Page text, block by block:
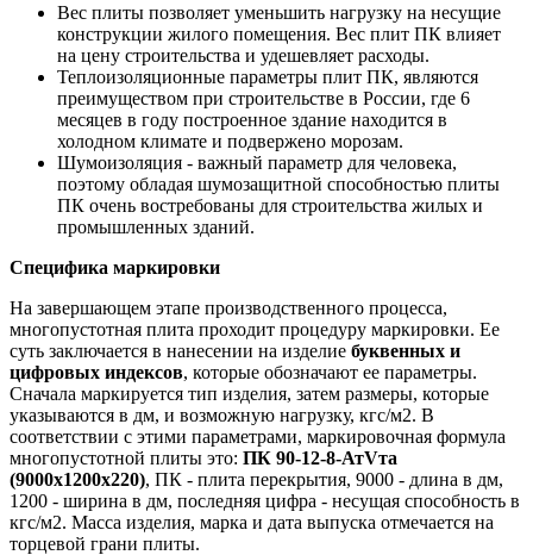
Вес плиты позволяет уменьшить нагрузку на несущие
конструкции жилого помещения. Вес плит ПК влияет
на цену строительства и удешевляет расходы.
Теплоизоляционные параметры плит ПК, являются
преимуществом при строительстве в России, где 6
месяцев в году построенное здание находится в
холодном климате и подвержено морозам.
Шумоизоляция - важный параметр для человека,
поэтому обладая шумозащитной способностью плиты
ПК очень востребованы для строительства жилых и
промышленных зданий.
Специфика маркировки
На завершающем этапе производственного процесса,
многопустотная плита проходит процедуру маркировки. Ее
суть заключается в нанесении на изделие буквенных и
цифровых индексов, которые обозначают ее параметры.
Сначала маркируется тип изделия, затем размеры, которые
указываются в дм, и возможную нагрузку, кгс/м2. В
соответствии с этими параметрами, маркировочная формула
многопустотной плиты это: ПК 90-12-8-АтVта
(9000х1200х220), ПК - плита перекрытия, 9000 - длина в дм,
1200 - ширина в дм, последняя цифра - несущая способность в
кгс/м2. Масса изделия, марка и дата выпуска отмечается на
торцевой грани плиты.